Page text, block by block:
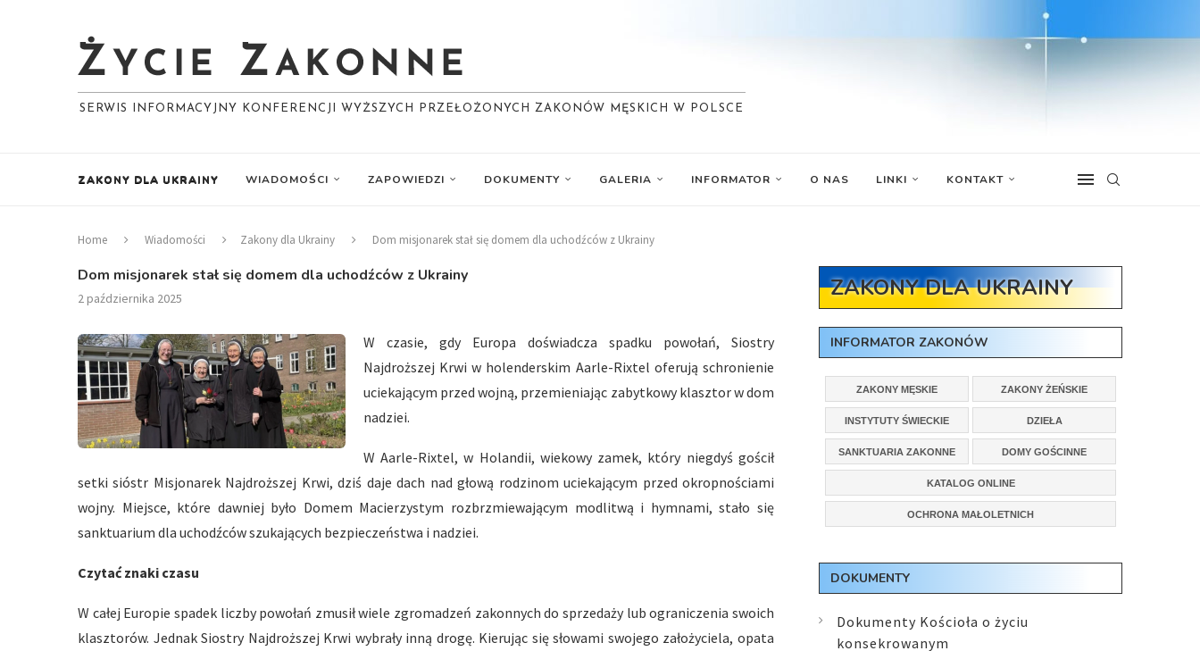
SERWIS INFORMACYJNY KONFERENCJI WYŻSZYCH PRZEŁOŻONYCH ZAKONÓW MĘSKICH W POLSCE
ZAKONY DLA UKRAINY WIADOMOŚCI ZAPOWIEDZI DOKUMENTY GALERIA INFORMATOR O NAS LINKI KONTAKT
Home Wiadomości Zakony dla Ukrainy Dom misjonarek stał się domem dla uchodźców z Ukrainy
Dom misjonarek stał się domem dla uchodźców z Ukrainy
2 października 2025
W czasie, gdy Europa doświadcza spadku powołań, Siostry
Najdroższej Krwi w holenderskim Aarle-Rixtel oferują schronienie
uciekającym przed wojną, przemieniając zabytkowy klasztor w dom
nadziei.
W Aarle-Rixtel, w Holandii, wiekowy zamek, który niegdyś gościł
setki sióstr Misjonarek Najdroższej Krwi, dziś daje dach nad głową rodzinom uciekającym przed okropnościami
wojny. Miejsce, które dawniej było Domem Macierzystym rozbrzmiewającym modlitwą i hymnami, stało się
sanktuarium dla uchodźców szukających bezpieczeństwa i nadziei.
Czytać znaki czasu
W całej Europie spadek liczby powołań zmusił wiele zgromadzeń zakonnych do sprzedaży lub ograniczenia swoich
klasztorów. Jednak Siostry Najdroższej Krwi wybrały inną drogę. Kierując się słowami swojego założyciela, opata
ZAKONY DLA UKRAINY
INFORMATOR ZAKONÓW
ZAKONY MĘSKIE ZAKONY ŻEŃSKIE
INSTYTUTY ŚWIECKIE DZIEŁA
SANKTUARIA ZAKONNE DOMY GOŚCINNE
KATALOG ONLINE
OCHRONA MAŁOLETNICH
DOKUMENTY
Dokumenty Kościoła o życiu
konsekrowanym